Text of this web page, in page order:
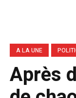
A LA UNE
Après